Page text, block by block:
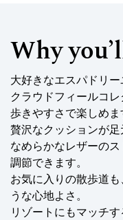
Why
大好きなエスパドリー
クラウドフィールコ
歩きやすさで楽しめま
贅沢なクッションが足
なめらかなレザーの
調節できます。
お気に入りの散歩道
うな心地よさ。
リゾートにもマッチ